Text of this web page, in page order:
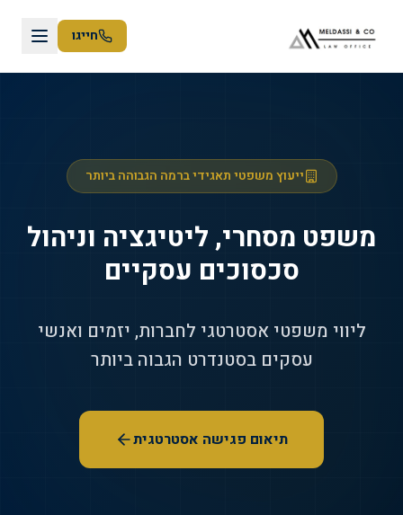
חייגו
ייעוץ משפטי תאגידי ברמה הגבוהה ביותר
משפט מסחרי, ליטיגציה וניהול
סכסוכים עסקיים
ליווי משפטי אסטרטגי לחברות, יזמים ואנשי
עסקים בסטנדרט הגבוה ביותר
תיאום פגישה אסטרטגית